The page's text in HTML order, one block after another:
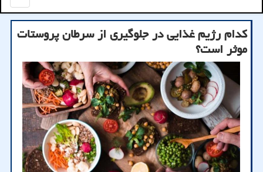
کدام رژیم غذایی در جلوگیری از سرطان پروستات
موثر است؟